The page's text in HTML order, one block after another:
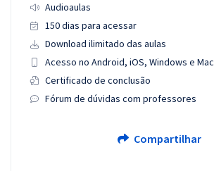
Audioaulas
150 dias para acessar
Download ilimitado das aulas
Acesso no Android, iOS, Windows e Mac
Certificado de conclusão
Fórum de dúvidas com professores
Compartilhar